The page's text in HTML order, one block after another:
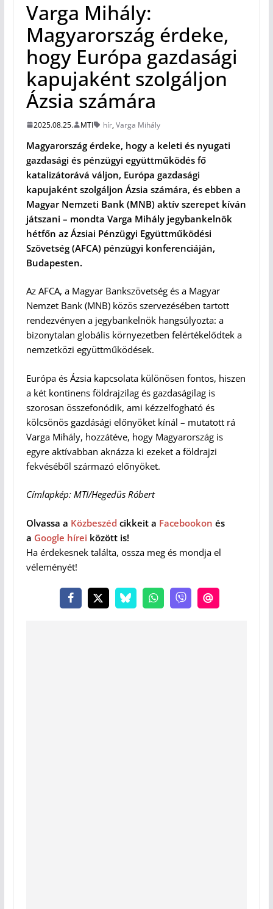
Varga Mihály:
Magyarország érdeke,
hogy Európa gazdasági
kapujaként szolgáljon
Ázsia számára
2025.08.25. MTI hír,Varga Mihály
Magyarország érdeke, hogy a keleti és nyugati
gazdasági és pénzügyi együttműködés fő
katalizátorává váljon, Európa gazdasági
kapujaként szolgáljon Ázsia számára, és ebben a
Magyar Nemzeti Bank (MNB) aktív szerepet kíván
játszani – mondta Varga Mihály jegybankelnök
hétfőn az Ázsiai Pénzügyi Együttműködési
Szövetség (AFCA) pénzügyi konferenciáján,
Budapesten.
Az AFCA, a Magyar Bankszövetség és a Magyar
Nemzet Bank (MNB) közös szervezésében tartott
rendezvényen a jegybankelnök hangsúlyozta: a
bizonytalan globális környezetben felértékelődtek a
nemzetközi együttműködések.
Európa és Ázsia kapcsolata különösen fontos, hiszen
a két kontinens földrajzilag és gazdaságilag is
szorosan összefonódik, ami kézzelfogható és
kölcsönös gazdásági előnyöket kínál – mutatott rá
Varga Mihály, hozzátéve, hogy Magyarország is
egyre aktívabban aknázza ki ezeket a földrajzi
fekvéséből származó előnyöket.
Címlapkép: MTI/Hegedüs Róbert
Olvassa a Közbeszéd cikkeit a Facebookon és
a Google hírei között is!
Ha érdekesnek találta, ossza meg és mondja el
véleményét!